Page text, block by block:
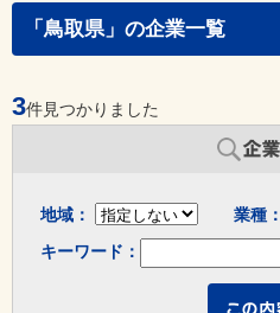
「鳥取県」の企業一覧
3件見つかりました
地域：
業種：
キーワード：